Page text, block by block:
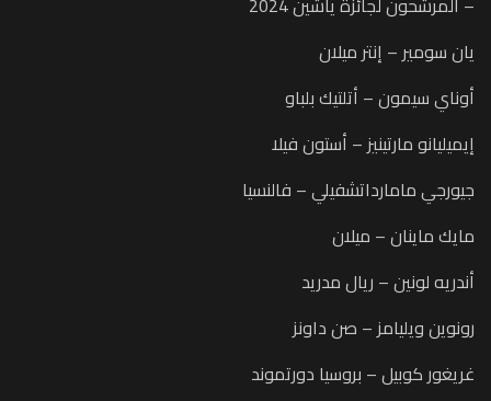
يان سومير – إنتر ميلان
أوناي سيمون – أتلتيك بلباو
إيميليانو مارتينيز – أستون فيلا
جيورجي مامارداتشفيلي – فالنسيا
مايك ماينان – ميلان
أندريه لونين – ريال مدريد
رونوين ويليامز – صن داونز
غريغور كوبيل – بروسيا دورتموند